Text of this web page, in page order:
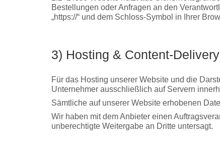
Bestellungen oder Anfragen an den
„https://“ und dem Schloss-Symbol in Ihrer
3) Hosting & Content-
Für das Hosting unserer Website und die
Unternehmer ausschließlich auf Servern
Sämtliche auf unserer Website erhobenen
Wir haben mit dem Anbieter einen
unberechtigte Weitergabe an Dritte untersagt.